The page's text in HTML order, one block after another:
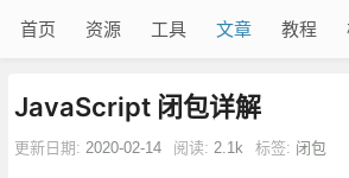
首页 资源 工具 文章 教程
JavaScript 闭包详解
更新日期: 2020-02-14 阅读: 2.1k 标签: 闭包